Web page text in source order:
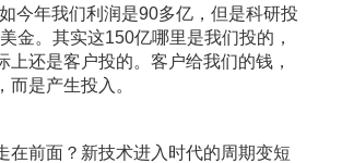
今年我们利润是90多亿，但是科研投
金。其实这150亿哪里是我们投的，
上还是客户投的。客户给我们的钱，
而是产生投入。
在前面？新技术进入时代的周期变短